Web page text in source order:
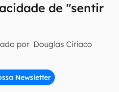
de "sentir
por Douglas Ciriaco
Newsletter
se
concordo com os Termos de
do Canaltech.